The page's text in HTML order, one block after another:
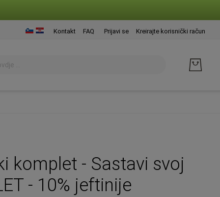
na
Kontakt FAQ Prijavi se Kreirajte korisnički račun
komplet - Sastavi svoj
- 10% jeftinije